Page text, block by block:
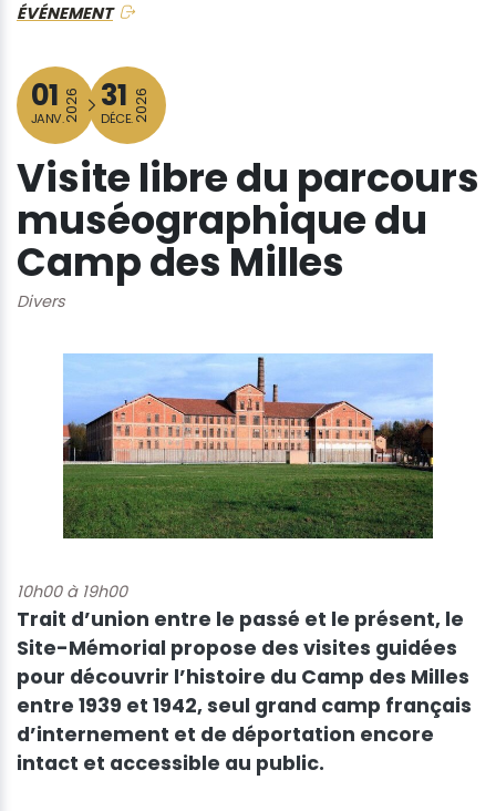
ÉVÉNEMENT
01
JANV.2026 31
DÉCE.2026
Visite libre du parcours
muséographique du
Camp des Milles
Divers
10h00 à 19h00
Trait d’union entre le passé et le présent, le
Site-Mémorial propose des visites guidées
pour découvrir l’histoire du Camp des Milles
entre 1939 et 1942, seul grand camp français
d’internement et de déportation encore
intact et accessible au public.